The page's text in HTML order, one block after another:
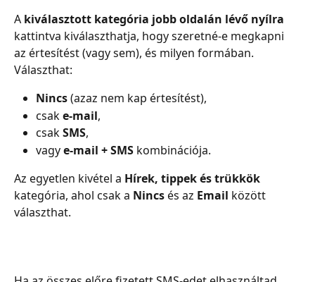
A kiválasztott kategória jobb oldalán lévő nyílra
kattintva kiválaszthatja, hogy szeretné-e megkapni
az értesítést (vagy sem), és milyen formában.
Választhat:
Nincs (azaz nem kap értesítést),
csak e-mail,
csak SMS,
vagy e-mail + SMS kombinációja.
Az egyetlen kivétel a Hírek, tippek és trükkök
kategória, ahol csak a Nincs és az Email között
választhat.